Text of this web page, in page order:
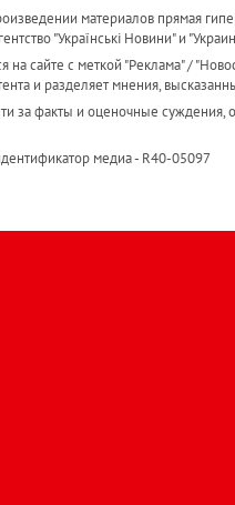
материалов прямая
"Українськi Новини" и
сайте с меткой "Реклама" /
и разделяет мнения,
за факты и оценочные
медиа - R40-05097